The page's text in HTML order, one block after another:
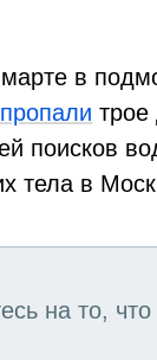
в
пропали трое
поисков
тела в
на то,